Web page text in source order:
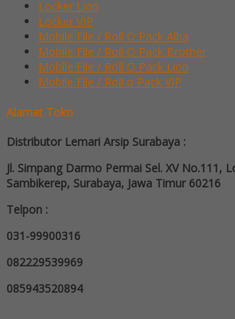
Locker Lion
Locker VIP
Mobile File / Roll O Pack Alba
Mobile File / Roll O Pack Brother
Mobile File / Roll O Pack Lion
Mobile File / Roll o Pack VIP
Alamat Toko
Distributor Lemari Arsip Surabaya :
Jl. Simpang Darmo Permai Sel. XV No.111,
Sambikerep, Surabaya, Jawa Timur 60216
Telpon :
031-99900316
082229539969
085943520894